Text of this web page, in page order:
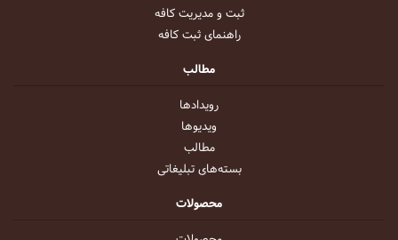
ثبت و مدیریت کافه
راهنمای ثبت کافه
مطالب
رویداد‌ها
ویدیو‌ها
مطالب
بسته‌های تبلیغاتی
محصولات